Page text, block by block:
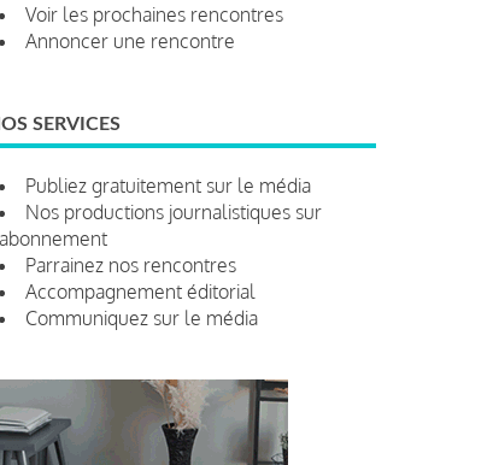
Voir les prochaines rencontres
Annoncer une rencontre
SERVICES
Publiez gratuitement sur le média
Nos productions journalistiques sur
abonnement
Parrainez nos rencontres
Accompagnement éditorial
Communiquez sur le média